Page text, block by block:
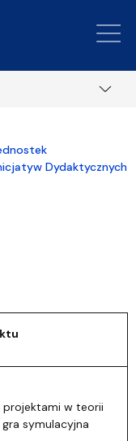
Dydaktycznych
projektami w teorii
symulacyjna